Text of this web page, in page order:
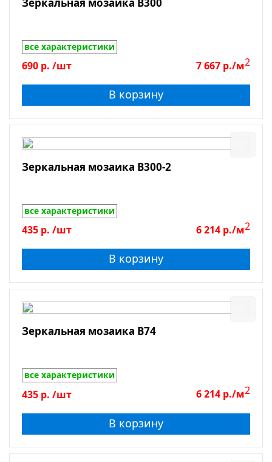
все характеристики
690 р. /шт 7 667 р./м2
В корзину
Зеркальная мозаика B300-2
все характеристики
435 р. /шт 6 214 р./м2
В корзину
Зеркальная мозаика B74
все характеристики
435 р. /шт 6 214 р./м2
В корзину